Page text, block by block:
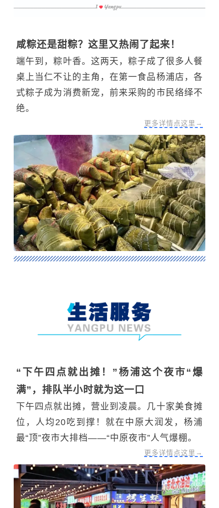
咸粽还是甜粽？这里又热闹了起来！
端午到，粽叶香。这两天，粽子成了很多人餐
桌上当仁不让的主角，在第一食品杨浦店，各
式粽子成为消费新宠，前来采购的市民络绎不
绝。
更多详情点这里→
“下午四点就出摊！”杨浦这个夜市“爆
满”，排队半小时就为这一口
下午四点就出摊，营业到凌晨。几十家美食摊
位，人均20吃到撑！就在中原大润发，杨浦
最“顶”夜市大排档——“中原夜市”人气爆棚。
更多详情点这里→